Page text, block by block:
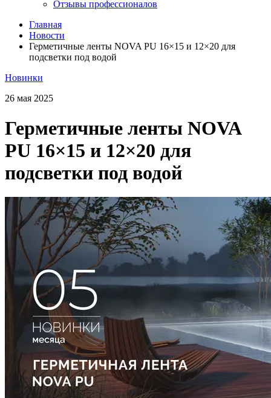
Отзывы профессионалов
Главная
Новости
Герметичные ленты NOVA PU 16×15 и 12×20 для
подсветки под водой
Новинки
26 мая 2025
Герметичные ленты NOVA
PU 16×15 и 12×20 для
подсветки под водой